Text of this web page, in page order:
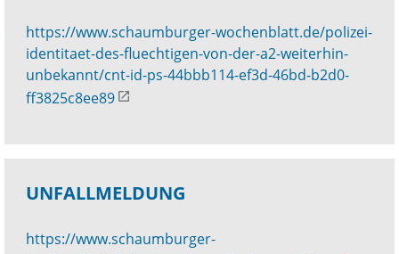
https://www.schaumburger-wochenblatt.de/polizei-
identitaet-des-fluechtigen-von-der-a2-weiterhin-
unbekannt/cnt-id-ps-44bbb114-ef3d-46bd-b2d0-
ff3825c8ee89
UNFALLMELDUNG
https://www.schaumburger-